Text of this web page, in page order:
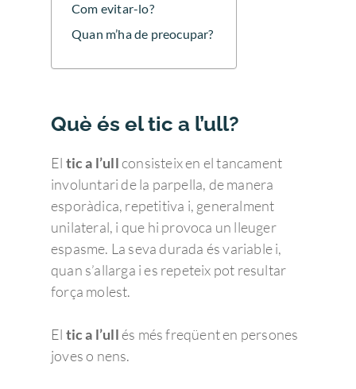
Com evitar-lo?
Quan m’ha de preocupar?
Què és el tic a l’ull?
El tic a l’ullconsisteix en el tancament
involuntari de la parpella, de manera
esporàdica, repetitiva i, generalment
unilateral, i que hi provoca un lleuger
espasme. La seva durada és variable i,
quan s’allarga i es repeteix pot resultar
força molest.
El tic a l’ullés més freqüent en persones
joves o nens.